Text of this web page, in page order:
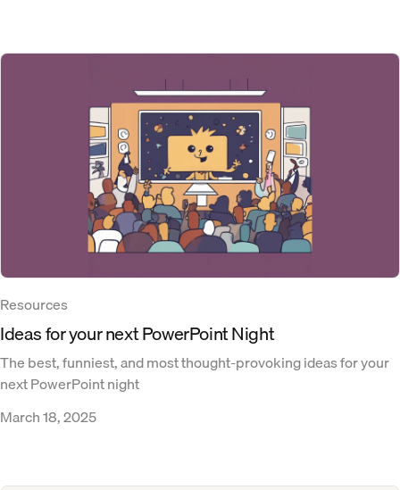
Resources
Ideas for your next PowerPoint Night
The best, funniest, and most thought-provoking ideas for your
next PowerPoint night
March 18, 2025